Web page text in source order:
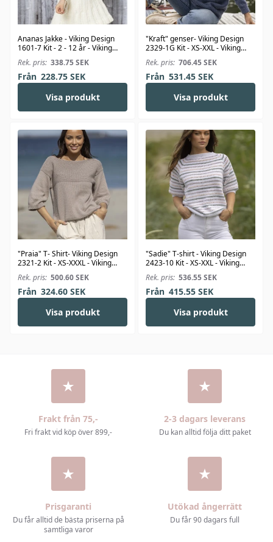
Ananas Jakke - Viking Design
1601-7 Kit - 2 - 12 år - Viking
Bjørk
Rek. pris: 338.75SEK
Från 228.75SEK
Visa produkt
"Kraft" genser- Viking Design
2329-1G Kit - XS-XXL - Viking
Wool
Rek. pris: 706.45SEK
Från 531.45SEK
Visa produkt
"Praia" T- Shirt- Viking Design
2321-2 Kit - XS-XXXL - Viking
Bjørk
Rek. pris: 500.60SEK
Från 324.60SEK
Visa produkt
"Sadie" T-shirt - Viking Design
2423-10 Kit - XS-XXL - Viking
Linus
Rek. pris: 536.55SEK
Från 415.55SEK
Visa produkt
Frakt från 75,-
Fri frakt vid köp över 899,-
2-3 dagars leverans
Du kan alltid följa ditt paket
Prisgaranti
Du får alltid de bästa priserna på
samtliga varor
Utökad ångerrätt
Du får 90 dagars full